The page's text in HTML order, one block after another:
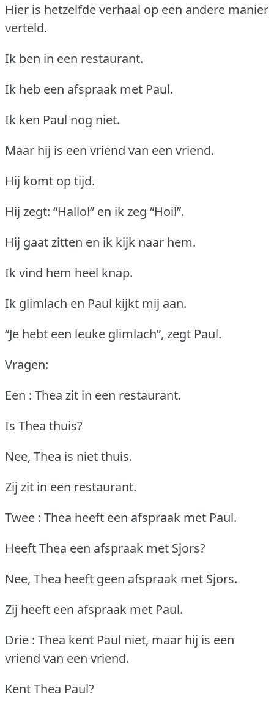
Hier is hetzelfde verhaal op een andere manier
verteld.
Ik ben in een restaurant.
Ik heb een afspraak met Paul.
Ik ken Paul nog niet.
Maar hij is een vriend van een vriend.
Hij komt op tijd.
Hij zegt: “Hallo!” en ik zeg “Hoi!”.
Hij gaat zitten en ik kijk naar hem.
Ik vind hem heel knap.
Ik glimlach en Paul kijkt mij aan.
“Je hebt een leuke glimlach”, zegt Paul.
Vragen:
Een : Thea zit in een restaurant.
Is Thea thuis?
Nee, Thea is niet thuis.
Zij zit in een restaurant.
Twee : Thea heeft een afspraak met Paul.
Heeft Thea een afspraak met Sjors?
Nee, Thea heeft geen afspraak met Sjors.
Zij heeft een afspraak met Paul.
Drie : Thea kent Paul niet, maar hij is een
vriend van een vriend.
Kent Thea Paul?